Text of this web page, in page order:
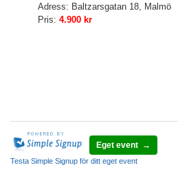
Adress: Baltzarsgatan 18, Malmö
Pris: 4.900 kr
Eget event →
Testa Simple Signup för ditt eget event